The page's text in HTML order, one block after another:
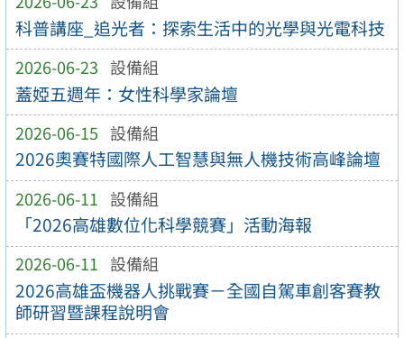
科普講座_追光者：探索生活中的光學與光電科技
2026-06-23 設備組
蓋婭五週年：女性科學家論壇
2026-06-15 設備組
2026奧賽特國際人工智慧與無人機技術高峰論壇
2026-06-11 設備組
「2026高雄數位化科學競賽」活動海報
2026-06-11 設備組
2026高雄盃機器人挑戰賽－全國自駕車創客賽教
師研習暨課程說明會